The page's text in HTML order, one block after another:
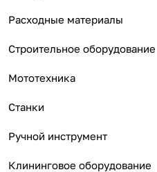
Расходные материалы
Строительное оборудование
Мототехника
Станки
Ручной инструмент
Клининговое оборудование